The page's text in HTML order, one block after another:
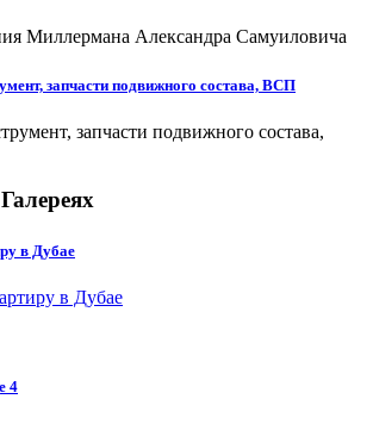
Миллермана Александра Самуиловича
запчасти подвижного состава, ВСП
запчасти подвижного состава,
в Дубае
4